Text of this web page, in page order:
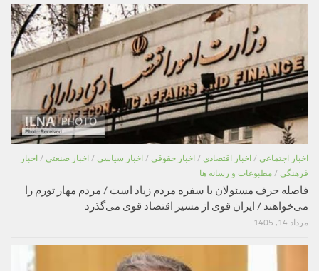
اخبار اجتماعی / اخبار اقتصادی / اخبار حقوقی / اخبار سیاسی / اخبار صنعتی / اخبار
فرهنگی / مطبوعات و رسانه ها
فاصله حرف مسئولان با سفره مردم زیاد است / مردم مهار تورم را
می‌خواهند / ایران قوی از مسیر اقتصاد قوی می‌گذرد
مرداد 14, 1405